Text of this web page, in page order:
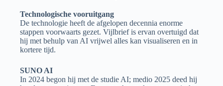
Technologische vooruitgang
De technologie heeft de afgelopen decennia enorme
stappen voorwaarts gezet. Vijlbrief is ervan overtuigd dat
hij met behulp van AI vrijwel alles kan visualiseren en in
kortere tijd.
SUNO AI
In 2024 begon hij met de studie AI; medio 2025 deed hij